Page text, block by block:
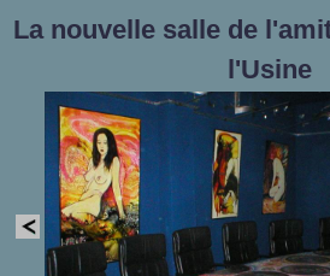
La nouvelle salle de
l'Usine